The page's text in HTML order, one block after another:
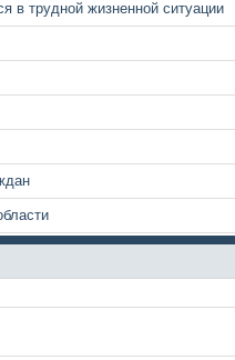
в трудной жизненной ситуации